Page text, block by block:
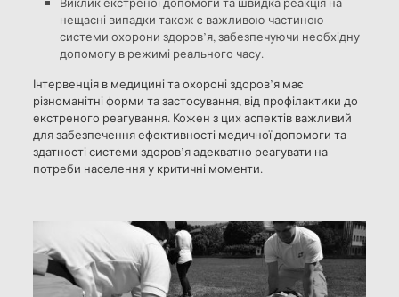
нещасні випадки також є важливою частиною
системи охорони здоров’я, забезпечуючи необхідну
допомогу в режимі реального часу.
Інтервенція в медицині та охороні здоров’я має
різноманітні форми та застосування, від профілактики до
екстреного реагування. Кожен з цих аспектів важливий
для забезпечення ефективності медичної допомоги та
здатності системи здоров’я адекватно реагувати на
потреби населення у критичні моменти.